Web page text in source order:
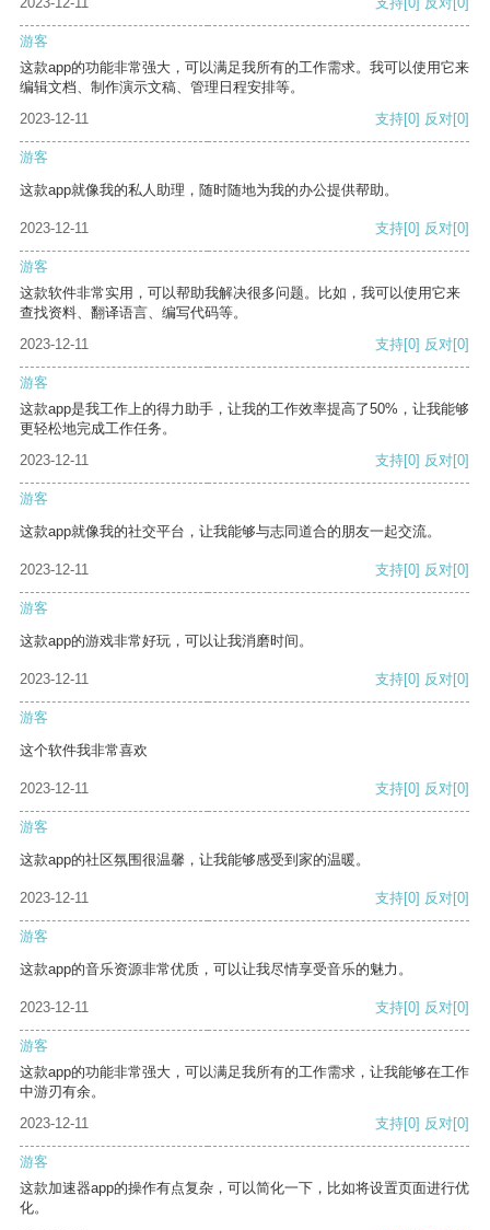
游客
这款app的功能非常强大，可以满足我所有的工作需求。我可以使用它来
编辑文档、制作演示文稿、管理日程安排等。
2023-12-11
支持[0] 反对[0]
游客
这款app就像我的私人助理，随时随地为我的办公提供帮助。
2023-12-11 支持[0] 反对[0]
游客
这款软件非常实用，可以帮助我解决很多问题。比如，我可以使用它来
查找资料、翻译语言、编写代码等。
2023-12-11
支持[0] 反对[0]
游客
这款app是我工作上的得力助手，让我的工作效率提高了50%，让我能够
更轻松地完成工作任务。
2023-12-11
支持[0] 反对[0]
游客
这款app就像我的社交平台，让我能够与志同道合的朋友一起交流。
2023-12-11 支持[0] 反对[0]
游客
这款app的游戏非常好玩，可以让我消磨时间。
2023-12-11 支持[0] 反对[0]
游客
这个软件我非常喜欢
2023-12-11 支持[0] 反对[0]
游客
这款app的社区氛围很温馨，让我能够感受到家的温暖。
2023-12-11 支持[0] 反对[0]
游客
这款app的音乐资源非常优质，可以让我尽情享受音乐的魅力。
2023-12-11 支持[0] 反对[0]
游客
这款app的功能非常强大，可以满足我所有的工作需求，让我能够在工作
中游刃有余。
2023-12-11
支持[0] 反对[0]
游客
这款加速器app的操作有点复杂，可以简化一下，比如将设置页面进行优
化。